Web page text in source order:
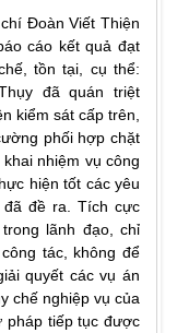
Đoàn Viết Thiện
cáo kết quả đạt
tồn tại, cụ thể:
đã quán triệt
kiểm sát cấp trên,
phối hợp chặt
nhiệm vụ công
hiện tốt các yêu
đã đề ra. Tích cực
lãnh đạo, chỉ
tác, không để
quyết các vụ án
chế nghiệp vụ của
pháp tiếp tục được